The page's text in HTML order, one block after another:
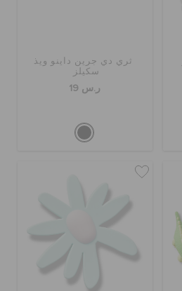
ثري دي جرين داينو ويذ
سكيلز
ر.س 19